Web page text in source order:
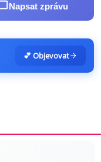
Napsat zprávu
💕 Objevovat